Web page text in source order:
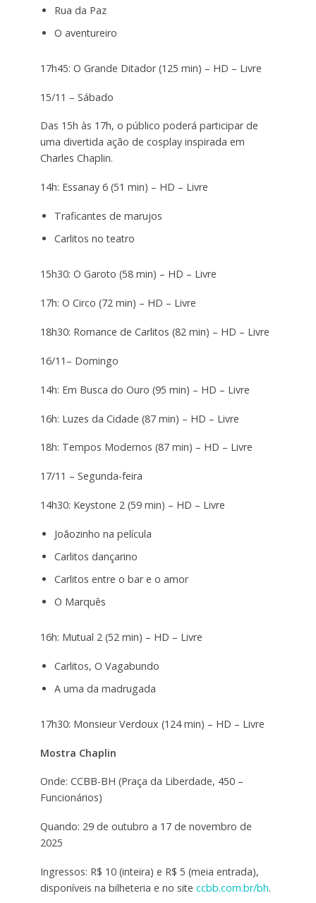
Rua da Paz
O aventureiro
17h45: O Grande Ditador (125 min) – HD – Livre
15/11 – Sábado
Das 15h às 17h, o público poderá participar de
uma divertida ação de cosplay inspirada em
Charles Chaplin.
14h: Essanay 6 (51 min) – HD – Livre
Traficantes de marujos
Carlitos no teatro
15h30: O Garoto (58 min) – HD – Livre
17h: O Circo (72 min) – HD – Livre
18h30: Romance de Carlitos (82 min) – HD – Livre
16/11– Domingo
14h: Em Busca do Ouro (95 min) – HD – Livre
16h: Luzes da Cidade (87 min) – HD – Livre
18h: Tempos Modernos (87 min) – HD – Livre
17/11 – Segunda-feira
14h30: Keystone 2 (59 min) – HD – Livre
Joãozinho na película
Carlitos dançarino
Carlitos entre o bar e o amor
O Marquês
16h: Mutual 2 (52 min) – HD – Livre
Carlitos, O Vagabundo
A uma da madrugada
17h30: Monsieur Verdoux (124 min) – HD – Livre
Mostra Chaplin
Onde: CCBB-BH (Praça da Liberdade, 450 –
Funcionários)
Quando: 29 de outubro a 17 de novembro de
2025
Ingressos: R$ 10 (inteira) e R$ 5 (meia entrada),
disponíveis na bilheteria e no site ccbb.com.br/bh.